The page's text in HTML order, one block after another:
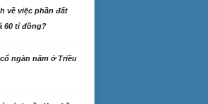
về việc phần đất
60 tỉ đồng?
ngàn năm ở Triều